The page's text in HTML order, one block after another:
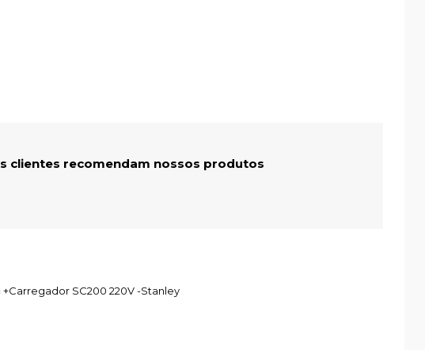
clientes recomendam nossos produtos
SC200 220V -Stanley